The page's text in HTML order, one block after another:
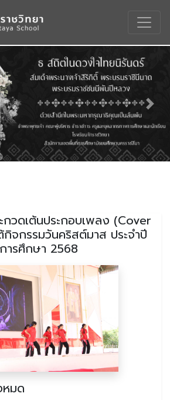
Next
กวดเต้นประกอบเพลง (Cover
กิจกรรมวันคริสต์มาส ประจำปี
การศึกษา 2568
มด